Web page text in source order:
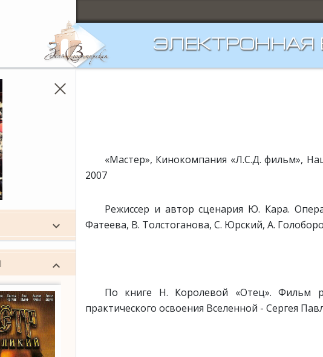
ЭЛЕКТРОННАЯ
keyboard_arrow_down
keyboard_arrow_down
«Мастер», Кинокомпания «Л.С.Д. фильм»,
2007
Режиссер и автор сценария Ю. Кара.
Фатеева, В. Толстоганова, С. Юрский, А.
По книге Н. Королевой «Отец». Фильм
практического освоения Вселенной - Сергея